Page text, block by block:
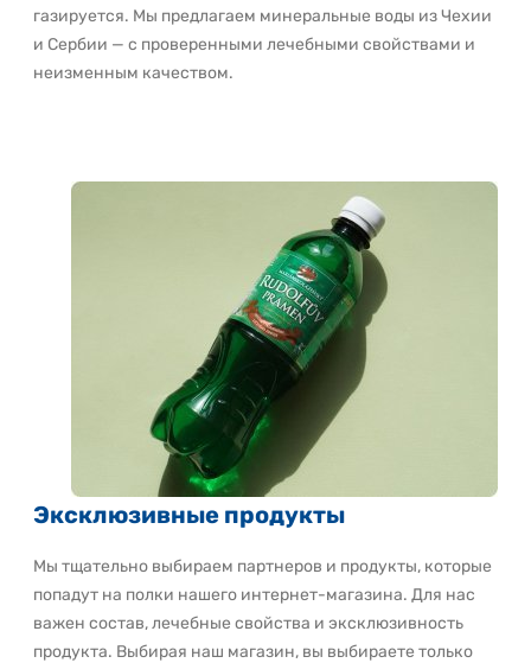
газируется. Мы предлагаем минеральные воды из Чехии
и Сербии — с проверенными лечебными свойствами и
неизменным качеством.
Эксклюзивные продукты
Мы тщательно выбираем партнеров и продукты, которые
попадут на полки нашего интернет-магазина. Для нас
важен состав, лечебные свойства и эксклюзивность
продукта. Выбирая наш магазин, вы выбираете только